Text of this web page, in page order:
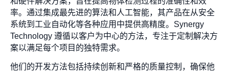
率。通过集成最先进的算法和人工智能，其产品在从安全
系统到工业自动化等各种应用中提供高精度。Synergy
Technology 遵循以客户为中心的方法，专注于定制解决方
案以满足每个项目的独特需求。
他们的开发方法包括持续创新和严格的质量控制，确保他